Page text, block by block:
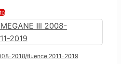
2018/fluence 2011-2019